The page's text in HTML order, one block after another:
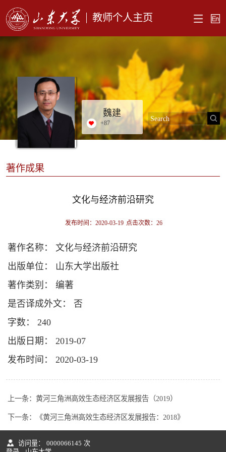
教师个人主页
魏建
+87
著作成果
文化与经济前沿研究
发布时间：2020-03-19 点击次数： 26
著作名称： 文化与经济前沿研究
出版单位： 山东大学出版社
著作类别： 编著
是否译成外文： 否
字数： 240
出版日期： 2019-07
发布时间： 2020-03-19
上一条： 黄河三角洲高效生态经济区发展报告（2019）
下一条： 《黄河三角洲高效生态经济区发展报告：2018》
访问量： 0000066145 次